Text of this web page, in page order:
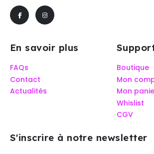
En savoir plus
FAQs
Contact
Actualités
Boutique
Mon
Mon
Whislist
CGV
S'inscrire à notre newsletter